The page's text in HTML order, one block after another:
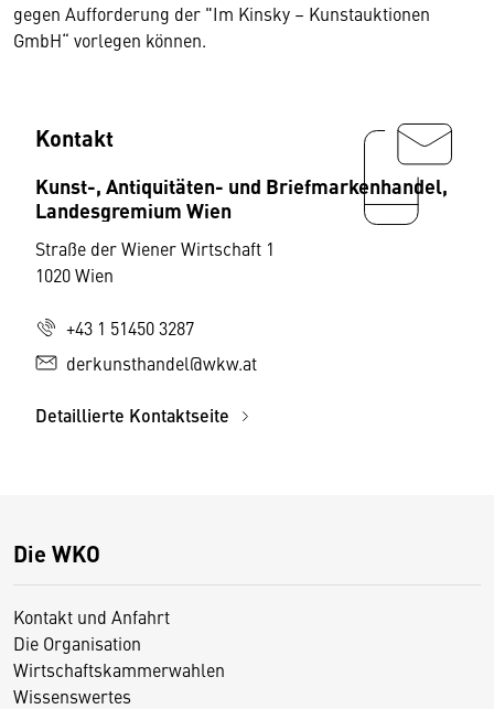
gegen Aufforderung der "Im Kinsky – Kunstauktionen
GmbH“ vorlegen können.
Kontakt
Kunst-, Antiquitäten- und Briefmarkenhandel,
Landesgremium Wien
Straße der Wiener Wirtschaft 1
1020 Wien
+43 1 51450 3287
derkunsthandel@wkw.at
Detaillierte Kontaktseite
Die WKO
Kontakt und Anfahrt
Die Organisation
Wirtschaftskammerwahlen
Wissenswertes